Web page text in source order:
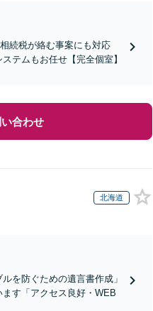
続税が絡む事案にも対応
テムもお任せ【完全個室】
合わせ
北海道
を防ぐための遺言書作成」
す「アクセス良好・WEB